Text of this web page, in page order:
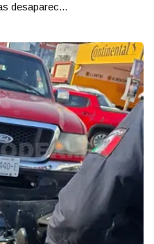
desaparec...